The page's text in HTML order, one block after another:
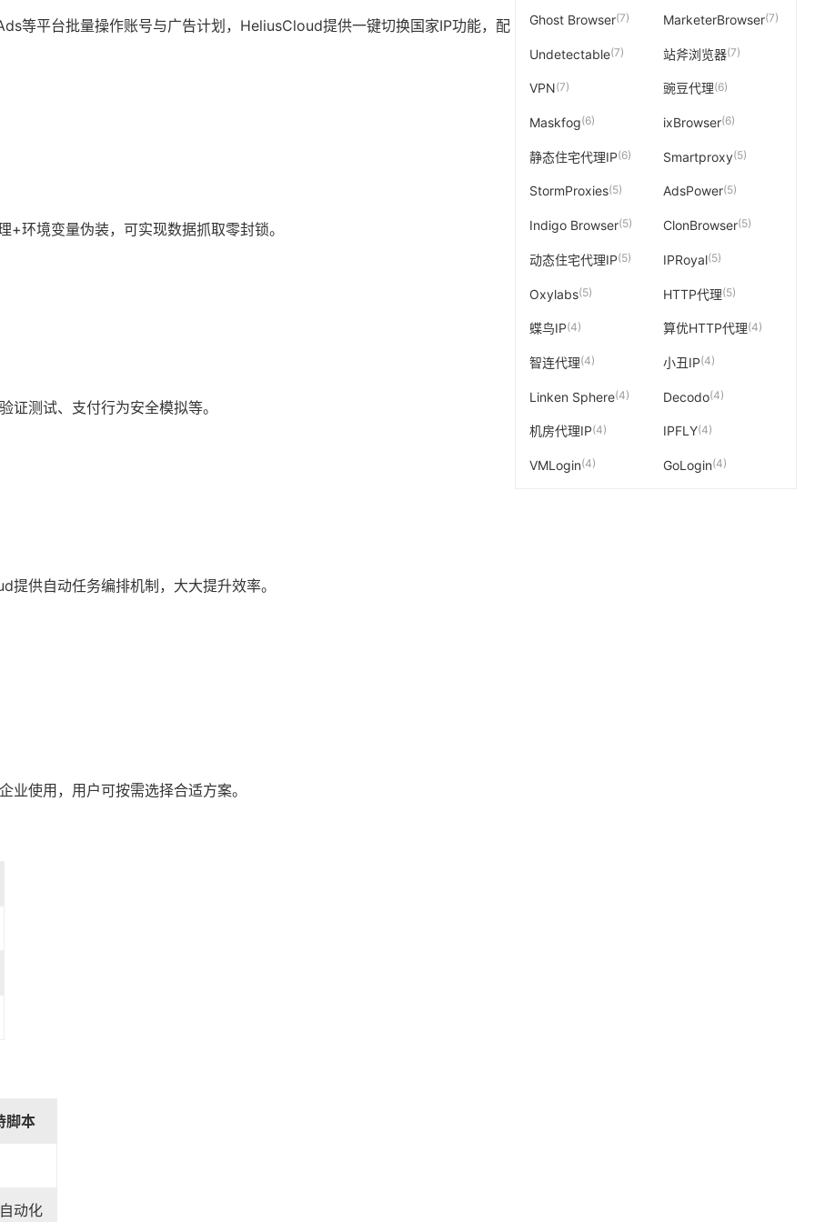
等平台批量操作账号与广告计划，HeliusCloud提供一键切换国家IP功能，配
环境变量伪装，可实现数据抓取零封锁。
测试、支付行为安全模拟等。
供自动任务编排机制，大大提升效率。
使用，用户可按需选择合适方案。
脚本
动化
Ghost Browser(7) MarketerBrowser(7)
Undetectable(7) 站斧浏览器(7)
VPN(7) 豌豆代理(6)
Maskfog(6) ixBrowser(6)
静态住宅代理IP(6) Smartproxy(5)
StormProxies(5) AdsPower(5)
Indigo Browser(5) ClonBrowser(5)
动态住宅代理IP(5) IPRoyal(5)
Oxylabs(5) HTTP代理(5)
蝶鸟IP(4) 算优HTTP代理(4)
智连代理(4) 小丑IP(4)
Linken Sphere(4) Decodo(4)
机房代理IP(4) IPFLY(4)
VMLogin(4) GoLogin(4)